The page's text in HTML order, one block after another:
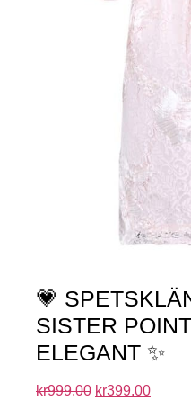
💗
SISTER
ELEGANT ✨
kr999.00 kr399.00